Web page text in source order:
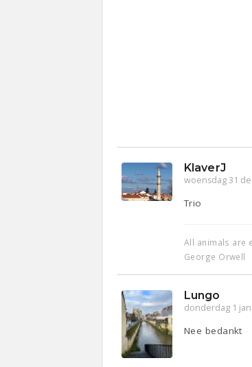
KlaverJ
woensdag 31
Trio
All animals are
George Orwell
Lungo
donderdag 1
Nee bedankt